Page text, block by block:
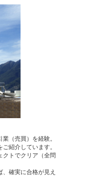
（売買）を経験。
紹介しています。
クトでクリア（全問
確実に合格が見え